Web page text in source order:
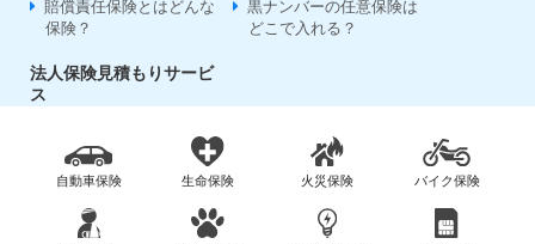
賠償責任保険とはどんな
保険？
黒ナンバーの任意保険は
どこで入れる？
法人保険見積もりサービ
ス
自動車保険 生命保険 火災保険 バイク保険